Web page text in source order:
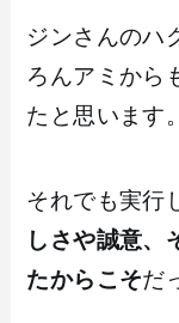
ジンさんのハ
ろんアミから
たと思います。
それでも実行
しさや誠意、
たからこそだ